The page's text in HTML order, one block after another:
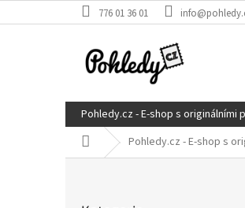
na
776 01 36 01
Pohledy.cz - E-shop s originálními
Domů Pohledy.cz - E-shop s